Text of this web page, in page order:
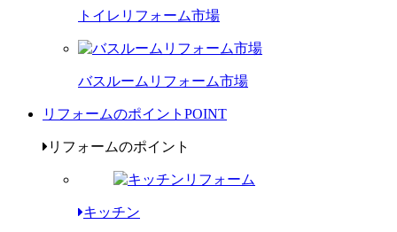
トイレリフォーム市場
バスルームリフォーム市場
リフォームのポイント POINT
リフォームのポイント
キッチン